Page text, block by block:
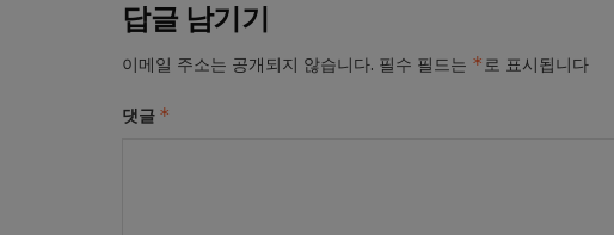
답글 남기기
이메일 주소는 공개되지 않습니다. 필수 필드는 *로 표시됩니다
댓글 *